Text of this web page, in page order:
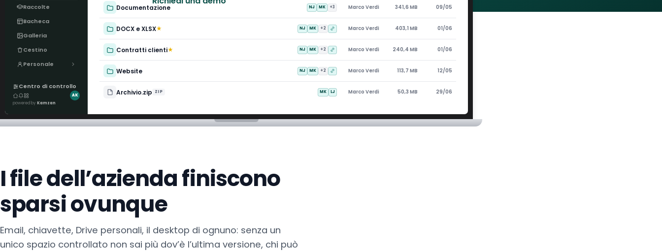
Raccolte
Bacheca
Galleria
Cestino
Personale
Centro di controllo
AK
powered by Kamzan
Documentazione NJ MK +3 Marco Verdi 341,6 MB 09/05
DOCX e XLSX★ NJ MK +2 Marco Verdi 403,1 MB 01/06
Contratti clienti★ NJ MK +2 Marco Verdi 240,4 MB 01/06
Website NJ MK +2 Marco Verdi 113,7 MB 12/05
Archivio.zip ZIP MK LJ Marco Verdi 50,3 MB 29/06
I file dell’azienda finiscono
sparsi ovunque
Email, chiavette, Drive personali, il desktop di ognuno: senza un
unico spazio controllato non sai più dov’è l’ultima versione, chi può